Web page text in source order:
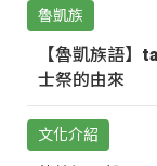
魯凱族
【魯凱族語】
士祭的由來
文化介紹